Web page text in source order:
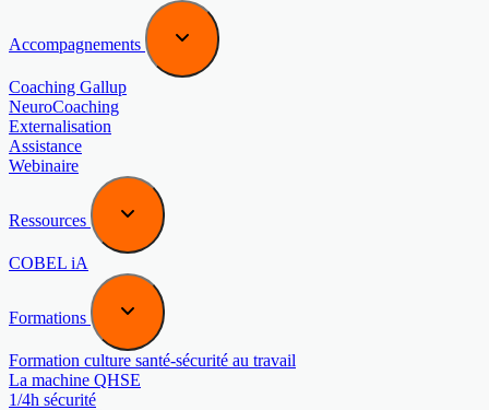
Accompagnements
Coaching Gallup
NeuroCoaching
Externalisation
Assistance
Webinaire
Ressources
COBEL iA
Formations
Formation culture santé-sécurité au travail
La machine QHSE
1/4h sécurité